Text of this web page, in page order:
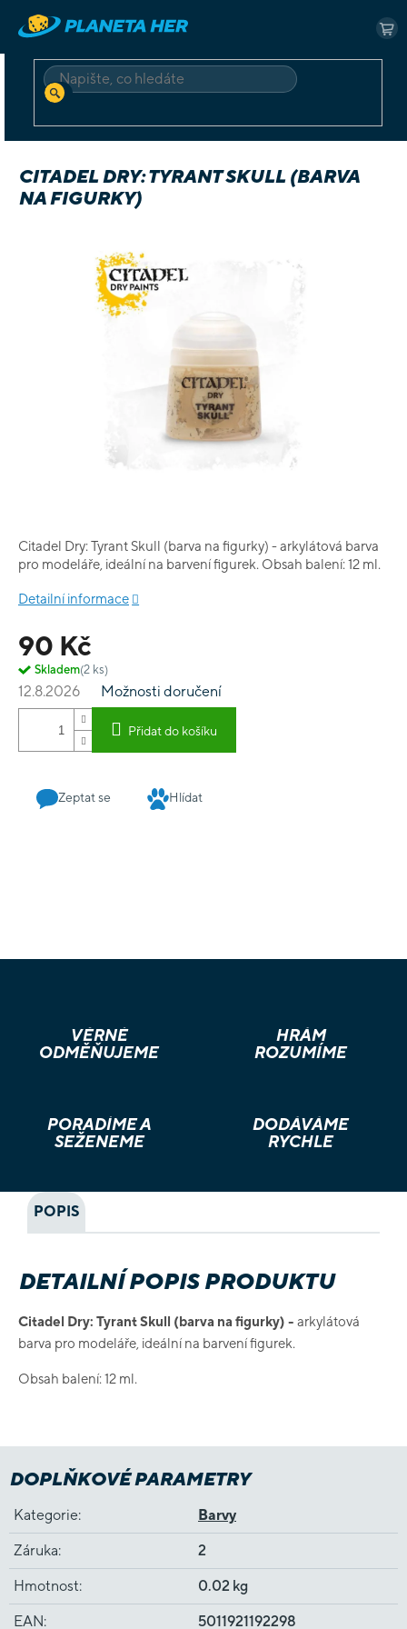
obsah
HLEDAT
CITADEL DRY: TYRANT SKULL (BARVA
NA FIGURKY)
90 Kč
Skladem(2 ks)
12.8.2026 Možnosti doručení
Přidat do košíku
Citadel Dry: Tyrant Skull (barva na figurky) - arkylátová barva
pro modeláře, ideální na barvení figurek. Obsah balení: 12 ml.
Detailní informace
Zeptat se Hlídat
VĚRNÉ
ODMĚŇUJEME
HRÁM
ROZUMÍME
PORADÍME A
SEŽENEME
DODÁVÁME
RYCHLE
POPIS
DETAILNÍ POPIS PRODUKTU
Citadel Dry: Tyrant Skull (barva na figurky) - arkylátová
barva pro modeláře, ideální na barvení figurek.
Obsah balení: 12 ml.
DOPLŇKOVÉ PARAMETRY
Kategorie: Barvy
Záruka: 2
Hmotnost: 0.02 kg
EAN: 5011921192298